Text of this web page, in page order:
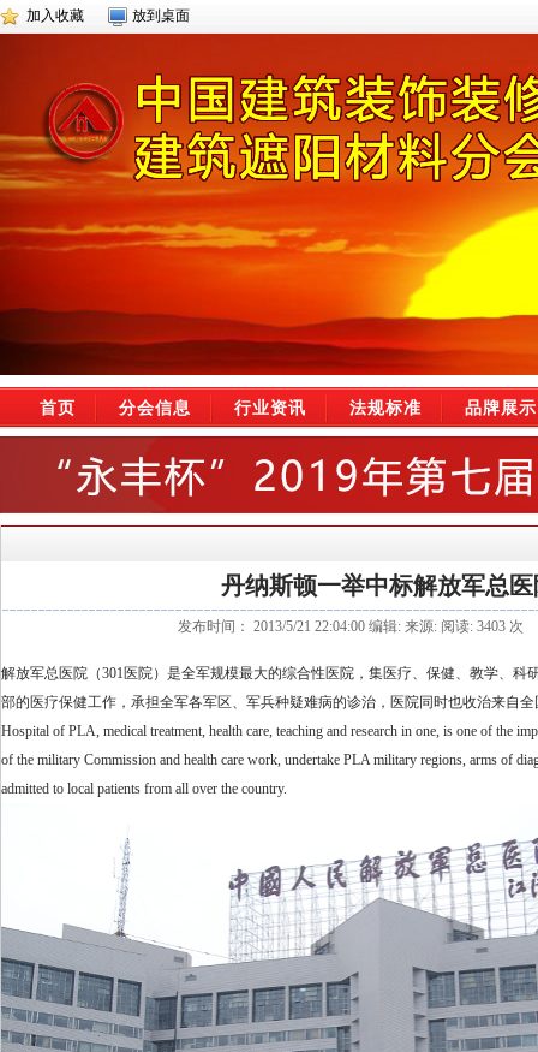
加入收藏 放到桌面
首页 分会信息 行业资讯 法规标准 品牌展示
丹纳斯顿一举中标解放军总
发布时间： 2013/5/21 22:04:00 编辑: 来源: 阅读: 3403 次
解放军总医院（301医院）是全军规模最大的综合性医院，集医疗、保健、教学、
部的医疗保健工作，承担全军各军区、军兵种疑难病的诊治，医院同时也收治来自全
Hospital of PLA, medical treatment, health care, teaching and research in one, is one of the
of the military Commission and health care work, undertake PLA military regions, arms of
admitted to local patients from all over the country.